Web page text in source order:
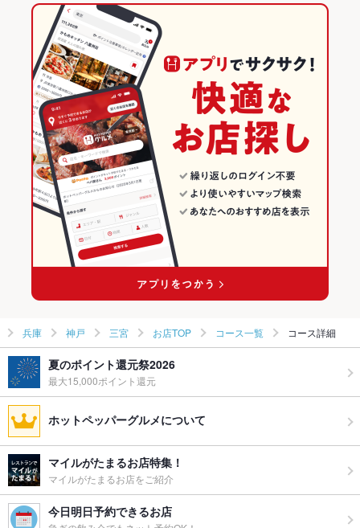
三宮駅 × 焼肉
居酒屋
神戸 × 居酒屋
神戸 × 創作
三宮駅 × 居酒屋
三宮駅 × 創作
三宮 × 創作
兵庫 × 焼肉・ホルモン
兵庫 × 焼肉
兵庫 × 居酒屋
兵庫 × 創作
兵庫の焼肉・ホルモンランキング
神戸のグルメランキング
神戸の焼肉・ホルモンランキング
三宮のグルメランキング
三宮の焼肉・ホルモンランキング
兵庫 神戸 三宮 お店TOP コース一覧 コース詳細
夏のポイント還元祭2026
最大15,000ポイント還元
ホットペッパーグルメについて
マイルがたまるお店特集！
マイルがたまるお店をご紹介
今日明日予約できるお店